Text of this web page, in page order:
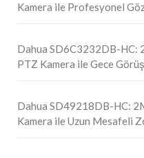
Kamera ile Profesyonel
Dahua SD6C3232DB-HC:
PTZ Kamera ile Gece
Dahua SD49218DB-HC:
Kamera ile Uzun Mesafeli